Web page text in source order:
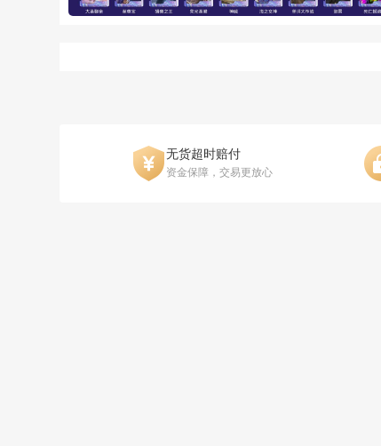
无货超时赔付
资金保障，交易更放心